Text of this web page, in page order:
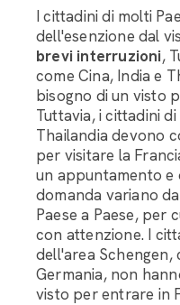
I cittadini di molti
dell'esenzione dal
brevi interruzioni,
come Cina, India e
bisogno di un visto
Tuttavia, i cittadini
Thailandia devono
per visitare la
un appuntamento
domanda variano
Paese a Paese, per
con attenzione. I
dell'area Schengen,
Germania, non
visto per entrare in